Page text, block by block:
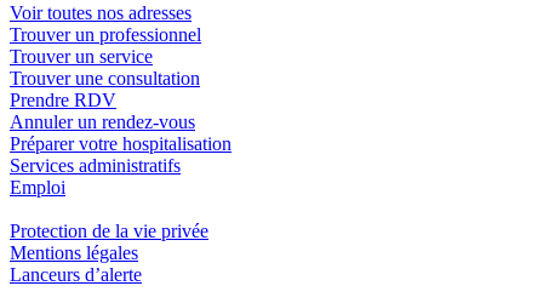
Voir toutes nos adresses
Trouver un professionnel
Trouver un service
Trouver une consultation
Prendre RDV
Annuler un rendez-vous
Préparer votre hospitalisation
Services administratifs
Emploi​
Protection de la vie privée
Mentions légales
Lanceurs d’alerte